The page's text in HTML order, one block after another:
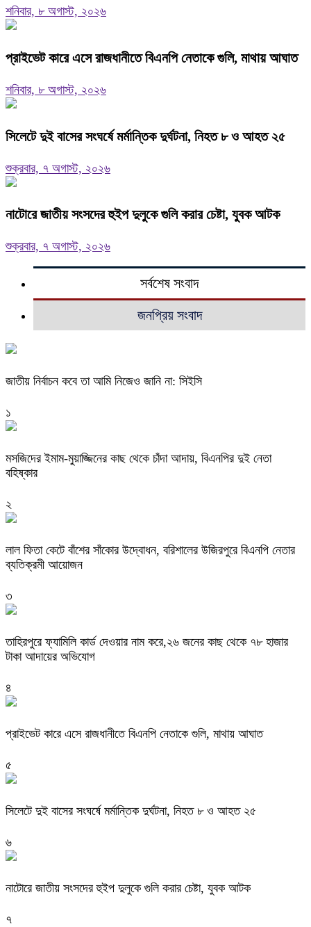
শনিবার, ৮ অগাস্ট, ২০২৬
প্রাইভেট কারে এসে রাজধানীতে বিএনপি নেতাকে গুলি, মাথায় আঘাত
শনিবার, ৮ অগাস্ট, ২০২৬
সিলেটে দুই বাসের সংঘর্ষে মর্মান্তিক দুর্ঘটনা, নিহত ৮ ও আহত ২৫
শুক্রবার, ৭ অগাস্ট, ২০২৬
নাটোরে জাতীয় সংসদের হুইপ দুলুকে গুলি করার চেষ্টা, যুবক আটক
শুক্রবার, ৭ অগাস্ট, ২০২৬
সর্বশেষ সংবাদ
জনপ্রিয় সংবাদ
জাতীয় নির্বাচন কবে তা আমি নিজেও জানি না: সিইসি
১
মসজিদের ইমাম-মুয়াজ্জিনের কাছ থেকে চাঁদা আদায়, বিএনপির দুই নেতা
বহিষ্কার
২
‎লাল ফিতা কেটে বাঁশের সাঁকোর উদ্বোধন, বরিশালের উজিরপুরে বিএনপি নেতার
ব্যতিক্রমী আয়োজন
৩
তাহিরপুরে ফ্যামিলি কার্ড দেওয়ার নাম করে,২৬ জনের কাছ থেকে ৭৮ হাজার
টাকা আদায়ের অভিযোগ
৪
প্রাইভেট কারে এসে রাজধানীতে বিএনপি নেতাকে গুলি, মাথায় আঘাত
৫
সিলেটে দুই বাসের সংঘর্ষে মর্মান্তিক দুর্ঘটনা, নিহত ৮ ও আহত ২৫
৬
নাটোরে জাতীয় সংসদের হুইপ দুলুকে গুলি করার চেষ্টা, যুবক আটক
৭